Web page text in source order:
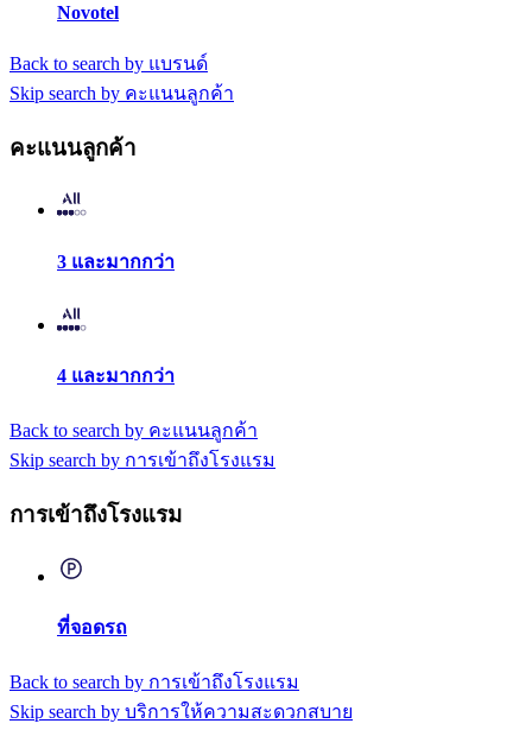
Novotel
Back to search by แบรนด์
Skip search by คะแนนลูกค้า
คะแนนลูกค้า
3 และมากกว่า
4 และมากกว่า
Back to search by คะแนนลูกค้า
Skip search by การเข้าถึงโรงแรม
การเข้าถึงโรงแรม
ที่จอดรถ
Back to search by การเข้าถึงโรงแรม
Skip search by บริการให้ความสะดวกสบาย